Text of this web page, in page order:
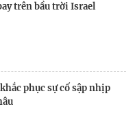
trên bầu trời Israel
phục sự cố sập nhịp